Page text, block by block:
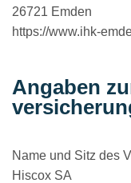
26721 Emden
https://www.ihk-
Angaben
Name und Sitz des
Hiscox SA